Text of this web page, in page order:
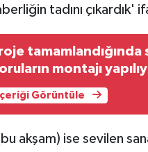
tadını çıkardık'
montajı
İçeriği Görüntüle
akşam) ise sevilen